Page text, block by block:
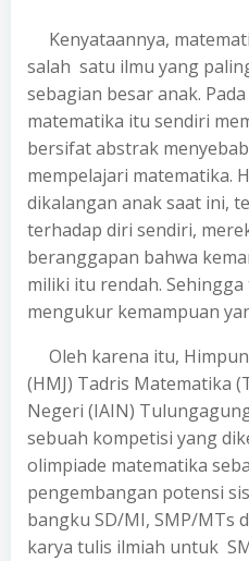
Kenyataannya,
salah satu ilmu yang
sebagian besar anak.
matematika itu sendiri
bersifat abstrak
mempelajari matematika.
dikalangan anak saat ini,
terhadap diri sendiri,
beranggapan bahwa
miliki itu rendah.
mengukur kemampuan
Oleh karena itu,
(HMJ) Tadris Matematika
Negeri (IAIN)
sebuah kompetisi yang
olimpiade matematika
pengembangan potensi
bangku SD/MI, SMP/MTs
karya tulis ilmiah untuk